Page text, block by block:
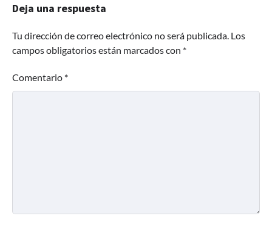
Deja una respuesta
Tu dirección de correo electrónico no será publicada. Los
campos obligatorios están marcados con *
Comentario *